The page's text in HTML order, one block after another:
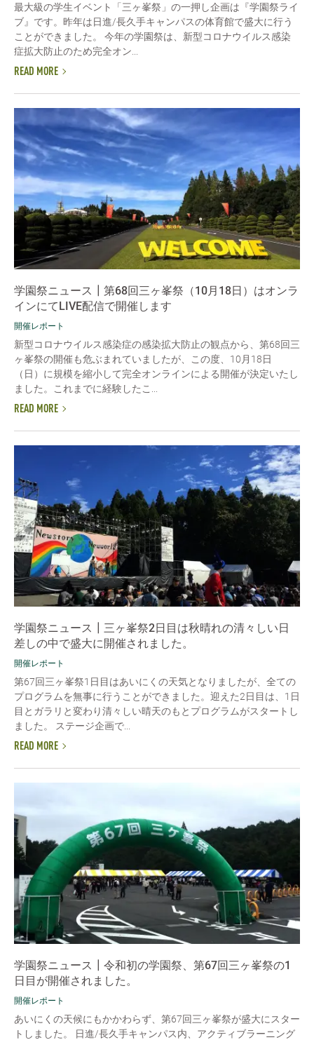
最大級の学生イベント「三ヶ峯祭」の一押し企画は『学園祭ライ
ブ』です。昨年は日進/長久手キャンパスの体育館で盛大に行う
ことができました。 今年の学園祭は、新型コロナウイルス感染
症拡大防止のため完全オン...
READ MORE
学園祭ニュース┃第68回三ヶ峯祭（10月18日）はオンラ
インにてLIVE配信で開催します
開催レポート
新型コロナウイルス感染症の感染拡大防止の観点から、第68回三
ヶ峯祭の開催も危ぶまれていましたが、この度、10月18日
（日）に規模を縮小して完全オンラインによる開催が決定いたし
ました。これまでに経験したこ...
READ MORE
学園祭ニュース┃三ヶ峯祭2日目は秋晴れの清々しい日
差しの中で盛大に開催されました。
開催レポート
第67回三ヶ峯祭1日目はあいにくの天気となりましたが、全ての
プログラムを無事に行うことができました。迎えた2日目は、1日
目とガラリと変わり清々しい晴天のもとプログラムがスタートし
ました。 ステージ企画で...
READ MORE
学園祭ニュース┃令和初の学園祭、第67回三ヶ峯祭の1
日目が開催されました。
開催レポート
あいにくの天候にもかかわらず、第67回三ヶ峯祭が盛大にスター
トしました。 日進/長久手キャンパス内、アクティブラーニング